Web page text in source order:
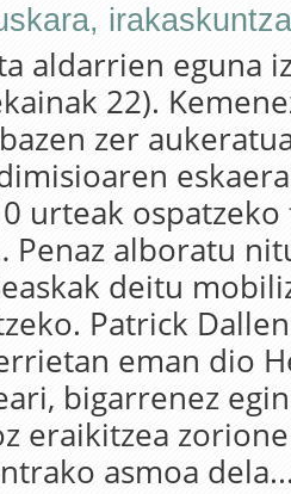
, irakaskuntza
aldarrien eguna
22).
zer
urteak ospatzeko
Penaz alboratu
deitu
Patrick
eman dio
bigarrenez
eraikitzea
asmoa